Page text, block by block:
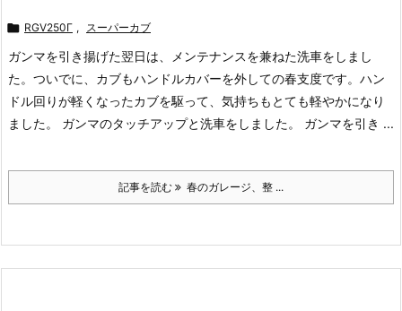
 RGV250Γ , スーパーカブ
ガンマを引き揚げた翌日は、メンテナンスを兼ねた洗車をしまし
た。ついでに、カブもハンドルカバーを外しての春支度です。ハン
ドル回りが軽くなったカブを駆って、気持ちもとても軽やかになり
ました。 ガンマのタッチアップと洗車をしました。 ガンマを引き ...
記事を読む 春のガレージ、整 ...